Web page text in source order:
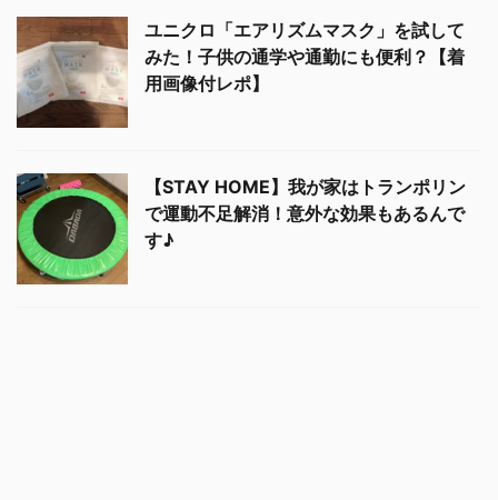
ユニクロ「エアリズムマスク」を試して
みた！子供の通学や通勤にも便利？【着
用画像付レポ】
【STAY HOME】我が家はトランポリン
で運動不足解消！意外な効果もあるんで
す♪